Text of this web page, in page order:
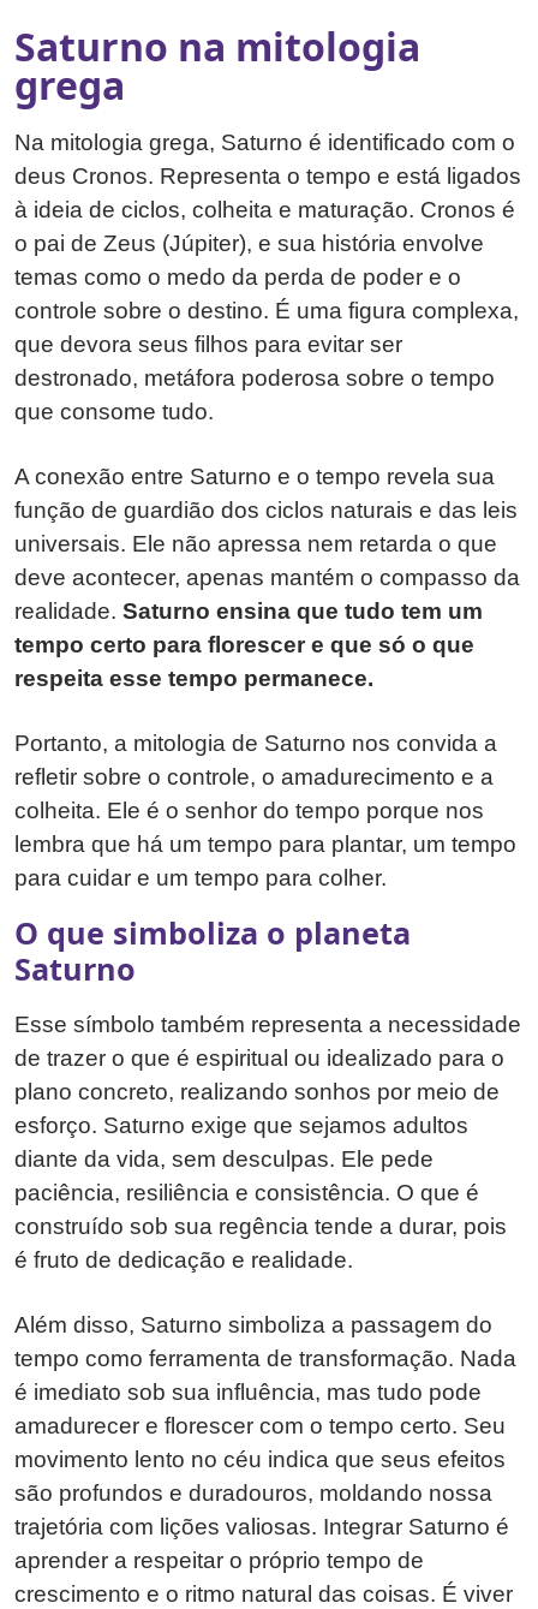
Saturno na mitologia
grega
Na mitologia grega, Saturno é identificado com o
deus Cronos. Representa o tempo e está ligados
à ideia de ciclos, colheita e maturação. Cronos é
o pai de Zeus (Júpiter), e sua história envolve
temas como o medo da perda de poder e o
controle sobre o destino. É uma figura complexa,
que devora seus filhos para evitar ser
destronado, metáfora poderosa sobre o tempo
que consome tudo.
A conexão entre Saturno e o tempo revela sua
função de guardião dos ciclos naturais e das leis
universais. Ele não apressa nem retarda o que
deve acontecer, apenas mantém o compasso da
realidade. Saturno ensina que tudo tem um
tempo certo para florescer e que só o que
respeita esse tempo permanece.
Portanto, a mitologia de Saturno nos convida a
refletir sobre o controle, o amadurecimento e a
colheita. Ele é o senhor do tempo porque nos
lembra que há um tempo para plantar, um tempo
para cuidar e um tempo para colher.
O que simboliza o planeta
Saturno
Esse símbolo também representa a necessidade
de trazer o que é espiritual ou idealizado para o
plano concreto, realizando sonhos por meio de
esforço. Saturno exige que sejamos adultos
diante da vida, sem desculpas. Ele pede
paciência, resiliência e consistência. O que é
construído sob sua regência tende a durar, pois
é fruto de dedicação e realidade.
Além disso, Saturno simboliza a passagem do
tempo como ferramenta de transformação. Nada
é imediato sob sua influência, mas tudo pode
amadurecer e florescer com o tempo certo. Seu
movimento lento no céu indica que seus efeitos
são profundos e duradouros, moldando nossa
trajetória com lições valiosas. Integrar Saturno é
aprender a respeitar o próprio tempo de
crescimento e o ritmo natural das coisas. É viver